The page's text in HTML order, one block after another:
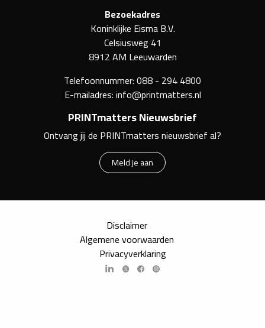
Bezoekadres
Koninklijke Eisma B.V.
Celsiusweg 41
8912 AM Leeuwarden
Telefoonnummer:088 - 294 4800
E-mailadres:info@printmatters.nl
PRINTmatters Nieuwsbrief
Ontvang jij de PRINTmatters nieuwsbrief al?
Meld je aan
Disclaimer
Algemene voorwaarden
Privacyverklaring